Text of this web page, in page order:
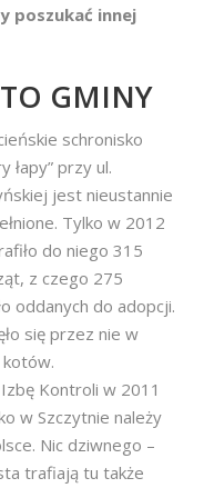
poszukać innej
GMINY
schronisko
łapy” przy ul.
jest nieustannie
Tylko w 2012
do niego 315
z czego 275
oddanych do adopcji.
się przez nie w
Kontroli w 2011
w Szczytnie należy
Nic dziwnego –
trafiają tu także